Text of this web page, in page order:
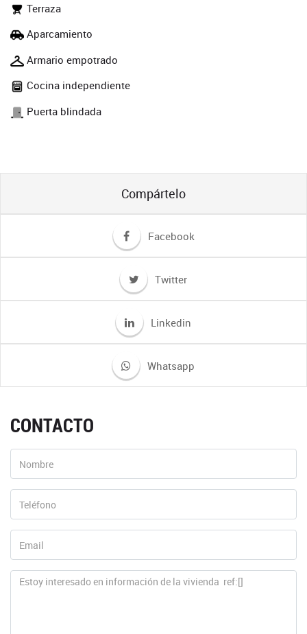
Terraza
Aparcamiento
Armario empotrado
Cocina independiente
Puerta blindada
Compártelo
Facebook
Twitter
Linkedin
Whatsapp
CONTACTO